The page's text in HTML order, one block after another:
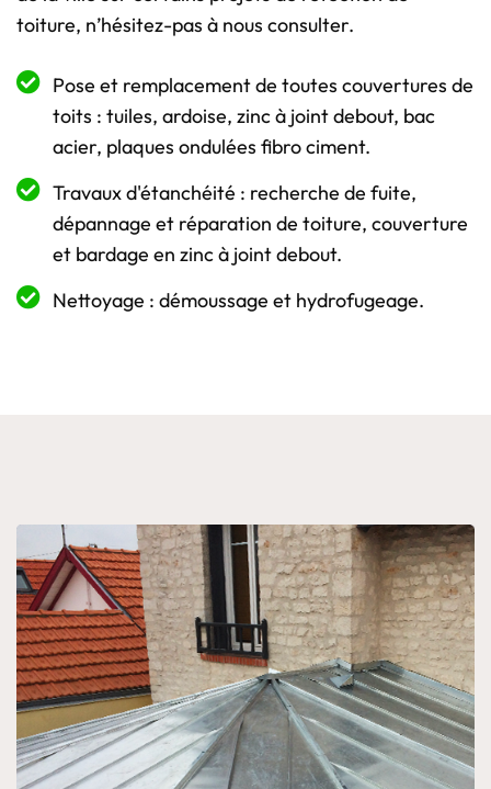
toiture, n’hésitez-pas à nous consulter.
Pose et remplacement de toutes couvertures de
toits : tuiles, ardoise, zinc à joint debout, bac
acier, plaques ondulées fibro ciment.
Travaux d'étanchéité : recherche de fuite,
dépannage et réparation de toiture, couverture
et bardage en zinc à joint debout.
Nettoyage : démoussage et hydrofugeage.